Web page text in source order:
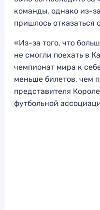
команды, однако из-
пришлось отказаться
«Из-за того, что
не смогли поехать в
чемпионат мира к
меньше билетов, чем
представителя
футбольной